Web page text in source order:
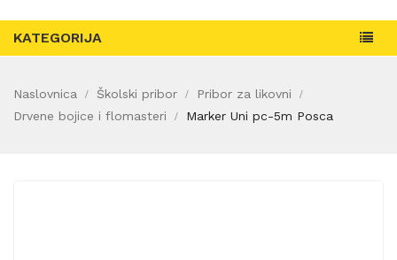
KATEGORIJA
Naslovnica Školski pribor
Pribor za likovni
Drvene bojice i flomasteri
Marker Uni pc-5m Posca